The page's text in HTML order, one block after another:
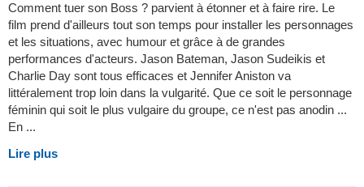
Comment tuer son Boss ? parvient à étonner et à faire rire. Le
film prend d'ailleurs tout son temps pour installer les personnages
et les situations, avec humour et grâce à de grandes
performances d'acteurs. Jason Bateman, Jason Sudeikis et
Charlie Day sont tous efficaces et Jennifer Aniston va
littéralement trop loin dans la vulgarité. Que ce soit le personnage
féminin qui soit le plus vulgaire du groupe, ce n'est pas anodin ...
En ...
Lire plus